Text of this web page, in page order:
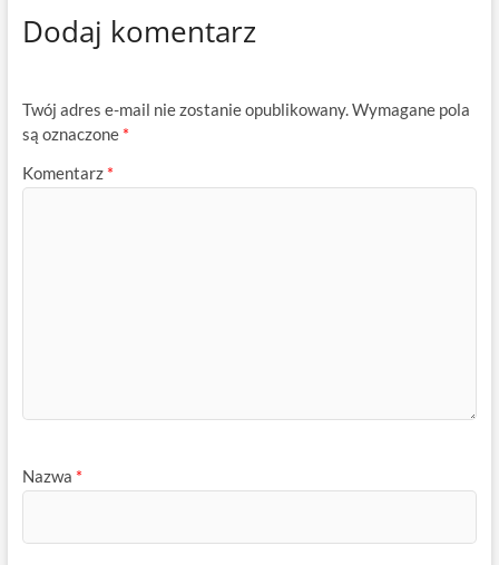
Dodaj komentarz
Twój adres e-mail nie zostanie opublikowany.Wymagane pola
są oznaczone *
Komentarz *
Nazwa *